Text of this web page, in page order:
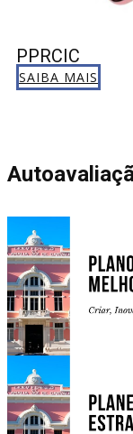
PPRCIC
SAIBA MAIS